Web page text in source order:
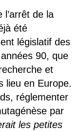
l’arrêt de la
été
législatif des
90, que
et
lieu en Europe.
réglementer
par
les petites